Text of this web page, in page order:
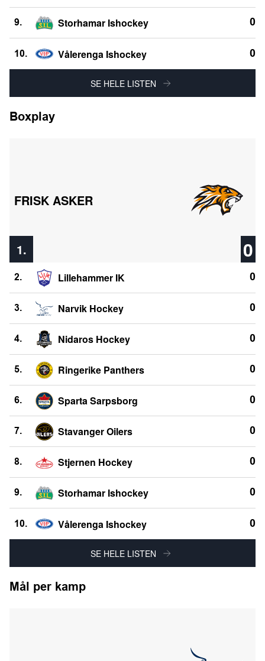
9. Storhamar Ishockey 0
10. Vålerenga Ishockey 0
SE HELE LISTEN
Boxplay
FRISK ASKER
1. 0
2. Lillehammer IK 0
3. Narvik Hockey 0
4. Nidaros Hockey 0
5. Ringerike Panthers 0
6. Sparta Sarpsborg 0
7. Stavanger Oilers 0
8. Stjernen Hockey 0
9. Storhamar Ishockey 0
10. Vålerenga Ishockey 0
SE HELE LISTEN
Mål per kamp